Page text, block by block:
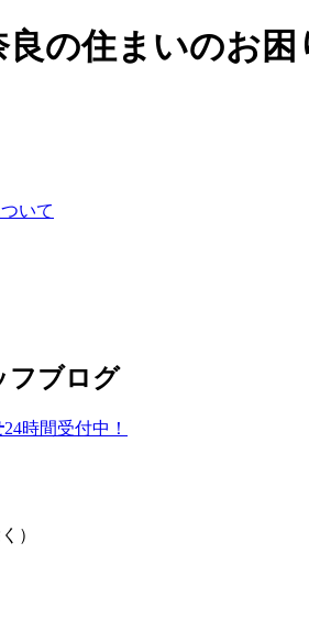
良の住まいのお
いて
フブログ
24時間受付中！
）